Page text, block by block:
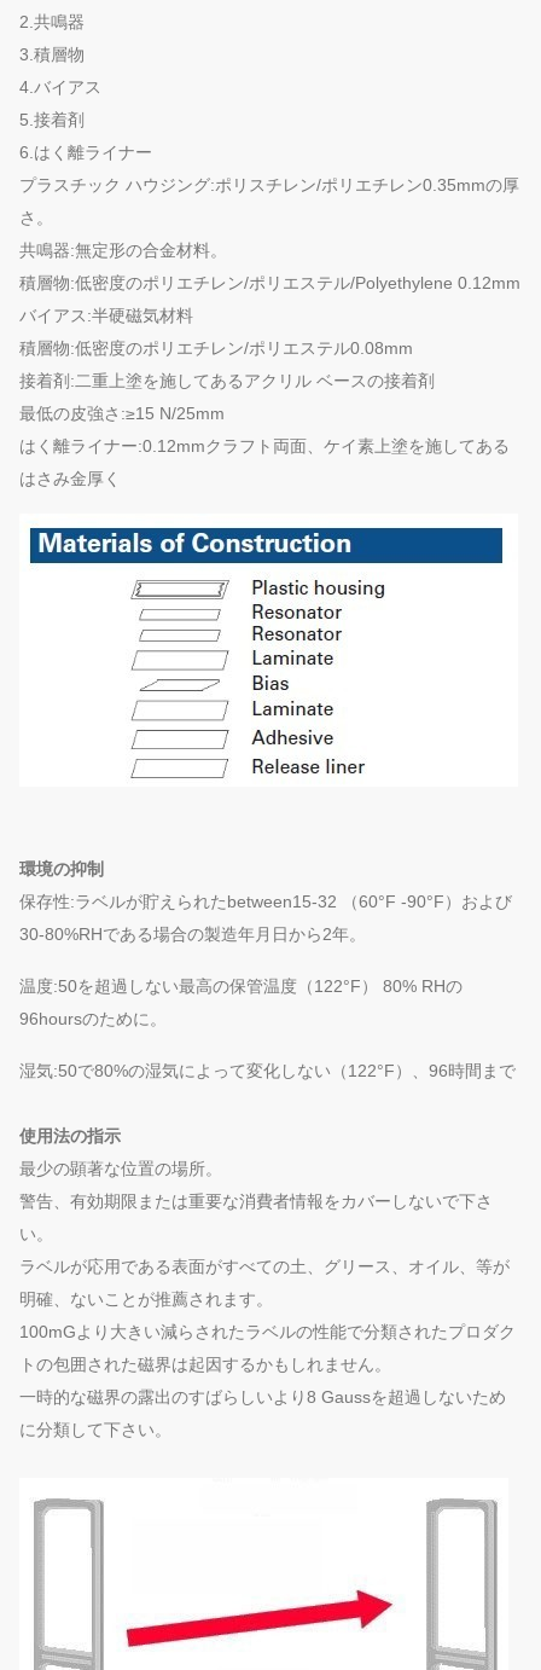
2.共鳴器
3.積層物
4.バイアス
5.接着剤
6.はく離ライナー
プラスチック ハウジング:ポリスチレン/ポリエチレン0.35mmの厚
さ。
共鳴器:無定形の合金材料。
積層物:低密度のポリエチレン/ポリエステル/Polyethylene 0.12mm
バイアス:半硬磁気材料
積層物:低密度のポリエチレン/ポリエステル0.08mm
接着剤:二重上塗を施してあるアクリル ベースの接着剤
最低の皮強さ:≥15 N/25mm
はく離ライナー:0.12mmクラフト両面、ケイ素上塗を施してある
はさみ金厚く
環境の抑制
保存性:ラベルが貯えられたbetween15-32 （60°F -90°F）および
30-80%RHである場合の製造年月日から2年。
温度:50を超過しない最高の保管温度（122°F） 80% RHの
96hoursのために。
湿気:50で80%の湿気によって変化しない（122°F）、96時間まで
使用法の指示
最少の顕著な位置の場所。
警告、有効期限または重要な消費者情報をカバーしないで下さ
い。
ラベルが応用である表面がすべての土、グリース、オイル、等が
明確、ないことが推薦されます。
100mGより大きい減らされたラベルの性能で分類されたプロダク
トの包囲された磁界は起因するかもしれません。
一時的な磁界の露出のすばらしいより8 Gaussを超過しないため
に分類して下さい。